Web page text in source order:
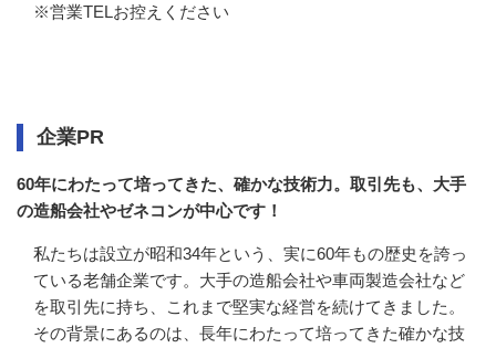
※営業TELお控えください
企業PR
60年にわたって培ってきた、確かな技術力。取引先も、大手
の造船会社やゼネコンが中心です！
私たちは設立が昭和34年という、実に60年もの歴史を誇っ
ている老舗企業です。大手の造船会社や車両製造会社など
を取引先に持ち、これまで堅実な経営を続けてきました。
その背景にあるのは、長年にわたって培ってきた確かな技